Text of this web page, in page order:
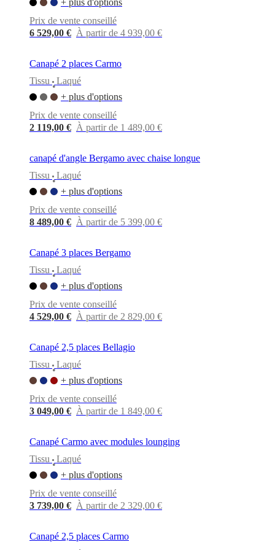
Prix de vente conseillé
6 529,00 € À partir de 4 939,00 €
Canapé 2 places Carmo
Tissu
•
Laqué
+ plus d'options
Prix de vente conseillé
2 119,00 € À partir de 1 489,00 €
canapé d'angle Bergamo avec chaise longue
Tissu
•
Laqué
+ plus d'options
Prix de vente conseillé
8 489,00 € À partir de 5 399,00 €
Canapé 3 places Bergamo
Tissu
•
Laqué
+ plus d'options
Prix de vente conseillé
4 529,00 € À partir de 2 829,00 €
Canapé 2,5 places Bellagio
Tissu
•
Laqué
+ plus d'options
Prix de vente conseillé
3 049,00 € À partir de 1 849,00 €
Canapé Carmo avec modules lounging
Tissu
•
Laqué
+ plus d'options
Prix de vente conseillé
3 739,00 € À partir de 2 329,00 €
Canapé 2,5 places Carmo